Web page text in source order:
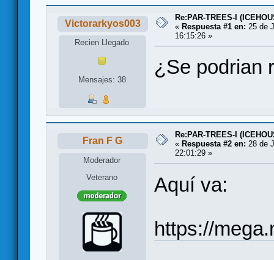
Victorarkyos003
Recien Llegado
Mensajes: 38
Re:PAR-TREES-I
« Respuesta #1 en: 25 de
16:15:26 »
¿Se podrian
Fran F G
Moderador
Veterano
Re:PAR-TREES-I
« Respuesta #2 en: 28 de
22:01:29 »
Aquí va:
https://